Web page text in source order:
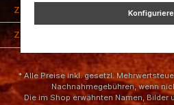
Zahlungsarten
Zertifizierung
* Alle Preise inkl. gesetzl.
Nachnahmegebühren, wenn
Die im Shop erwähnten Namen, Bilder